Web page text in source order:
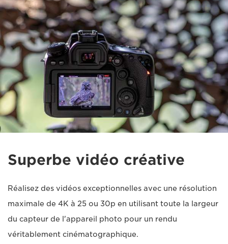
Superbe vidéo créative
Réalisez des vidéos exceptionnelles avec une résolution
maximale de 4K à 25 ou 30p en utilisant toute la largeur
du capteur de l'appareil photo pour un rendu
véritablement cinématographique.